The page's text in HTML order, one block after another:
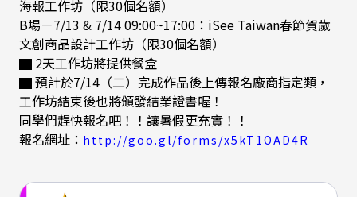
海報工作坊（限30個名額）
B場－7/13 & 7/14 09:00~17:00：iSee Taiwan春節賀歲
文創商品設計工作坊（限30個名額）
▇ 2天工作坊將提供餐盒
▇ 預計於7/14（二）完成作品後上傳報名廠商指定類，
工作坊結束後也將頒發結業證書喔！
同學們趕快報名吧！！讓暑假更充實！！
報名網址： http://goo.gl/forms/x5kT1OAD4R
連